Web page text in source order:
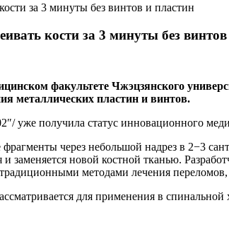
кости за 3 минуты без
факультете Чжэцзянского
металлических пластин и винтов.
уже получила статус инновационного
через небольшой надрез в 2−3
и заменяется новой костной тканью.
методами лечения
для применения в